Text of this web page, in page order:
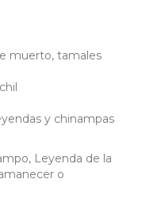
muerto, tamales
y chinampas
Leyenda de la
o